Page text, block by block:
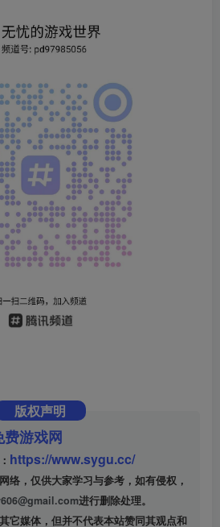
版权声明
费游戏网
https://www.sygu.cc/
络，仅供大家学习与参考，如有侵权，
进行删除处理。
它媒体，但并不代表本站赞同其观点和